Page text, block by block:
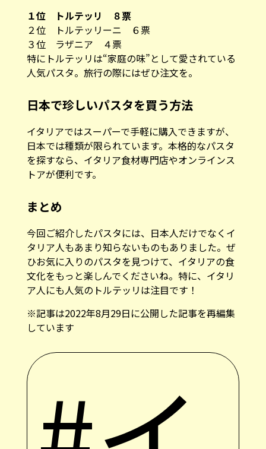
１位 トルテッリ ８票
２位 トルテッリーニ ６票
３位 ラザニア ４票
特にトルテッリは“家庭の味”として愛されている
人気パスタ。旅行の際にはぜひ注文を。
日本で珍しいパスタを買う方法
イタリアではスーパーで手軽に購入できますが、
日本では種類が限られています。本格的なパスタ
を探すなら、イタリア食材専門店やオンラインス
トアが便利です。
まとめ
今回ご紹介したパスタには、日本人だけでなくイ
タリア人もあまり知らないものもありました。ぜ
ひお気に入りのパスタを見つけて、イタリアの食
文化をもっと楽しんでくださいね。特に、イタリ
ア人にも人気のトルテッリは注目です！
※記事は2022年8月29日に公開した記事を再編集
しています